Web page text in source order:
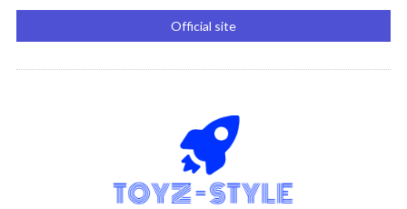
Official site